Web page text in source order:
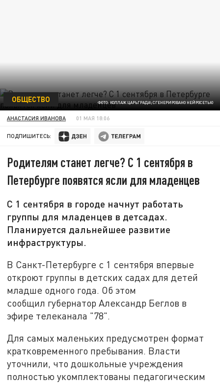
ФОТО: КОЛЛАЖ ЦАРЬГРАДА\ СГЕНЕРИРОВАНО НЕЙРОСЕТЬЮ
ОБЩЕСТВО
АНАСТАСИЯ ИВАНОВА 01 МАЯ 18:06
ПОДПИШИТЕСЬ:
Родителям станет легче? С 1 сентября в
Петербурге появятся ясли для младенцев
С 1 сентября в городе начнут работать
группы для младенцев в детсадах.
Планируется дальнейшее развитие
инфраструктуры.
В Санкт-Петербурге с 1 сентября впервые
откроют группы в детских садах для детей
младше одного года. Об этом
сообщил губернатор Александр Беглов в
эфире телеканала "78".
Для самых маленьких предусмотрен формат
кратковременного пребывания. Власти
уточнили, что дошкольные учреждения
полностью укомплектованы педагогическим